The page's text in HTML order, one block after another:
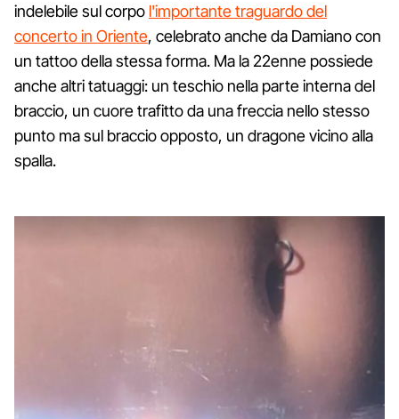
indelebile sul corpo l'importante traguardo del
concerto in Oriente, celebrato anche da Damiano con
un tattoo della stessa forma. Ma la 22enne possiede
anche altri tatuaggi: un teschio nella parte interna del
braccio, un cuore trafitto da una freccia nello stesso
punto ma sul braccio opposto, un dragone vicino alla
spalla.